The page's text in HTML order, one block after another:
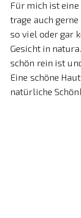
Für mich ist
trage auch
so viel oder gar
Gesicht in
schön rein ist
Eine schöne
natürliche